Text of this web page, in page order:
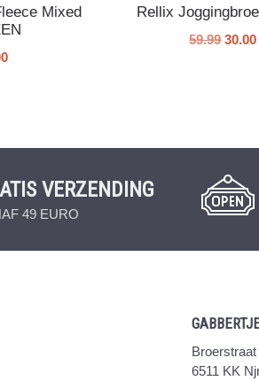
Mixed
Rellix
59.99 30.00
VERZENDING
49 EURO
Broerstraat
6511 KK